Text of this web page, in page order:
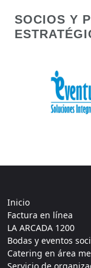
SOCIOS Y
Inicio
Factura en línea
LA ARCADA 1200
Bodas y eventos
Catering en área